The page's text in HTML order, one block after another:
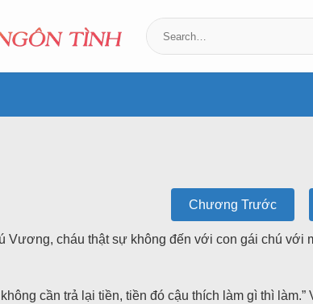
Chương Trước
Vương, cháu thật sự không đến với con gái chú
cần trả lại tiền, tiền đó cậu thích làm gì thì